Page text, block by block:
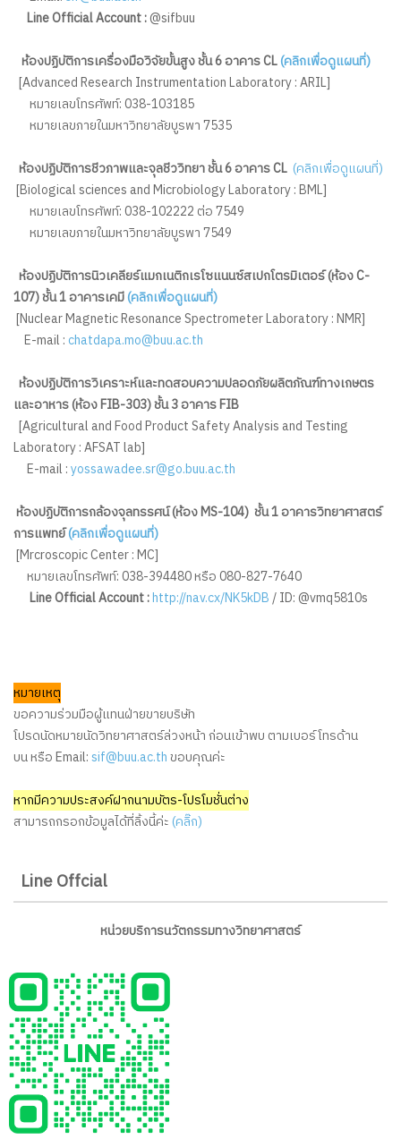
Line Official Account :@sifbuu
ห้องปฏิบัติการเครื่องมือวิจัยขั้นสูง ชั้น 6 อาคาร CL(คลิกเพื่อดูแผนที่)
[Advanced Research Instrumentation Laboratory : ARIL]
หมายเลขโทรศัพท์: 038-103185
หมายเลขภายในมหาวิทยาลัยบูรพา 7535
ห้องปฏิบัติการชีวภาพและจุลชีววิทยา ชั้น 6 อาคาร CL (คลิกเพื่อดูแผนที่)
[Biological sciences and Microbiology Laboratory : BML]
หมายเลขโทรศัพท์: 038-102222 ต่อ 7549
หมายเลขภายในมหาวิทยาลัยบูรพา 7549
ห้องปฏิบัติการนิวเคลียร์แมกเนติกเรโซแนนซ์สเปกโตรมิเตอร์ (ห้อง C-
107) ชั้น 1 อาคารเคมี(คลิกเพื่อดูแผนที่)
[Nuclear Magnetic Resonance Spectrometer Laboratory : NMR]
E-mail : chatdapa.mo@buu.ac.th
ห้องปฏิบัติการวิเคราะห์และทดสอบความปลอดภัยผลิตภัณฑ์ทางเกษตร
และอาหาร (ห้อง FIB-303) ชั้น 3 อาคาร FIB
[Agricultural and Food Product Safety Analysis and Testing
Laboratory : AFSAT lab]
E-mail :yossawadee.sr@go.buu.ac.th
ห้องปฏิบัติการกล้องจุลทรรศน์ (ห้อง MS-104) ชั้น 1 อาคารวิทยาศาสตร์
การแพทย์(คลิกเพื่อดูแผนที่)
[Mrcroscopic Center : MC]
หมายเลขโทรศัพท์: 038-394480 หรือ 080-827-7640
Line Official Account :http://nav.cx/NK5kDB/ ID: @vmq5810s
หมายเหตุ
ขอความร่วมมือผู้แทนฝ่ายขายบริษัท
โปรดนัดหมายนัดวิทยาศาสตร์ล่วงหน้า ก่อนเข้าพบ ตามเบอร์โทรด้าน
บน หรือ Email:sif@buu.ac.thขอบคุณค่ะ
หากมีความประสงค์ฝากนามบัตร-โปรโมชั่นต่าง
สามารถกรอกข้อมูลได้ที่ลิ้งนี้ค่ะ(คลิ๊ก)
Line Offcial
หน่วยบริการนวัตกรรมทางวิทยาศาสตร์